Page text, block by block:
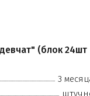
(блок 24шт
3